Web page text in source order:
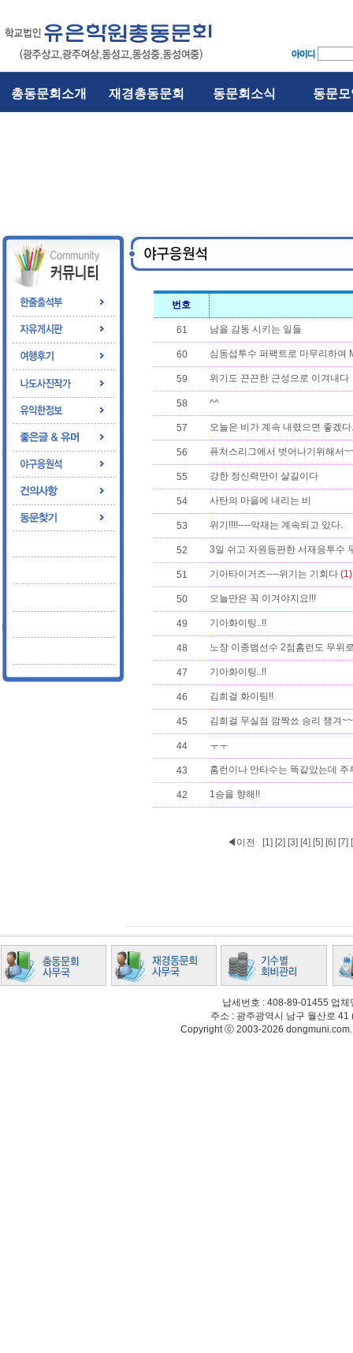
총동문회소개 재경총동문회 동문회소식 동문
번호
61 남을 감동 시키는 일들
60 심동섭투수 퍼팩트로 마무리하여
59 위기도 끈끈한 근성으로 이겨내다
58 ^^
57 오늘은 비가 계속 내렸으면 좋겠다.
56 퓨처스리그에서 벗어나기위해서
55 강한 정신력만이 살길이다
54 사탄의 마을에 내리는 비
53 위기!!!!----악재는 계속되고 있다.
52 3일 쉬고 자원등판한 서재응투수
51 기아타이거즈----위기는 기회다 (1)
50 오늘만은 꼭 이겨야지요!!!
49 기아화이팅..!!
48 노장 이종범선수 2점홈런도 무위
47 기아화이팅..!!
46 김희걸 화이팅!!
45 김희걸 무실점 깜짝쑈 승리 챙겨~~
44 ㅜㅜ
43 홈런이나 안타수는 똑같았는데
42 1승을 향해!!
◀이전 [1] [2] [3] [4] [5] [6] [7]
납세번호 : 408-89-01455 업체
주소 : 광주광역시 남구 월산로
Copyright ⓒ 2003-2026